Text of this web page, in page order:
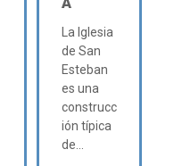
La Iglesia
de San
Esteban
es una
construcc
ión típica
de...